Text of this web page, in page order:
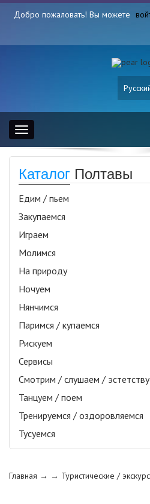
Добро пожаловать! Вы можете
Toggle
navigation
Каталог Полтавы
Едим / пьем
Закупаемся
Играем
Молимся
На природу
Ночуем
Нянчимся
Паримся / купаемся
Рискуем
Сервисы
Смотрим / слушаем /
Танцуем / поем
Тренируемся / оздоровляемся
Тусуемся
Главная → → Туристические /